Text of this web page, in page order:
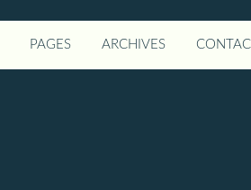
PAGES ARCHIVES